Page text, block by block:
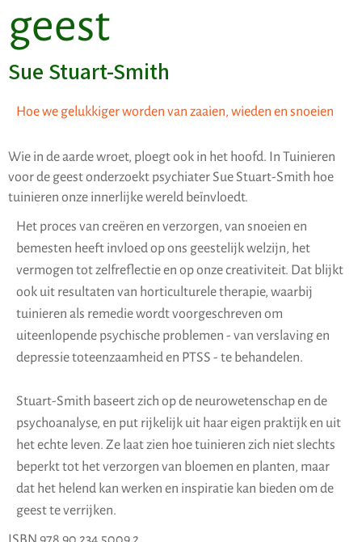
geest
Sue Stuart-Smith
Hoe we gelukkiger worden van zaaien, wieden en snoeien
Wie in de aarde wroet, ploegt ook in het hoofd. In Tuinieren
voor de geest onderzoekt psychiater Sue Stuart-Smith hoe
tuinieren onze innerlijke wereld beïnvloedt.
Het proces van creëren en verzorgen, van snoeien en
bemesten heeft invloed op ons geestelijk welzijn, het
vermogen tot zelfreflectie en op onze creativiteit. Dat blijkt
ook uit resultaten van horticulturele therapie, waarbij
tuinieren als remedie wordt voorgeschreven om
uiteenlopende psychische problemen - van verslaving en
depressie toteenzaamheid en PTSS - te behandelen.
Stuart-Smith baseert zich op de neurowetenschap en de
psychoanalyse, en put rijkelijk uit haar eigen praktijk en uit
het echte leven. Ze laat zien hoe tuinieren zich niet slechts
beperkt tot het verzorgen van bloemen en planten, maar
dat het helend kan werken en inspiratie kan bieden om de
geest te verrijken.